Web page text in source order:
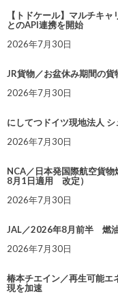
【トドケール】マルチキ
とのAPI連携を開始
2026年7月30日
JR貨物／お盆休み期間の
2026年7月30日
にしてつドイツ現地法人
2026年7月30日
NCA／日本発国際航空貨
8月1日適用 改定）
2026年7月30日
JAL／2026年8月前半 燃
2026年7月30日
椿本チエイン／再生可能エ
現を加速